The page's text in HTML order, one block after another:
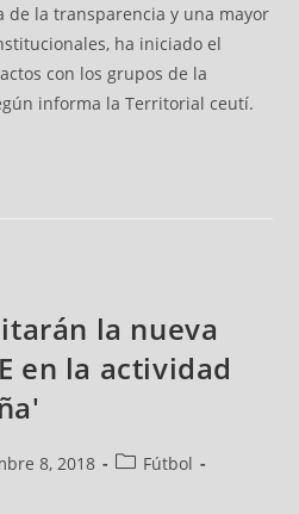
de la transparencia y una mayor
ha iniciado el
con los grupos de la
informa la Territorial ceutí.
la nueva
en la actividad
8, 2018
Fútbol